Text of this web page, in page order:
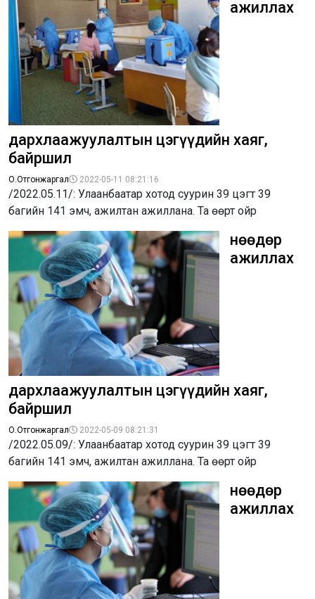
ажиллах
дархлаажуулалтын цэгүүдийн хаяг,
байршил
О.Отгонжаргал 2022-05-11 08:21:16
/2022.05.11/: Улаанбаатар хотод суурин 39 цэгт 39
багийн 141 эмч, ажилтан ажиллана. Та өөрт ойр
Өнөөдөр
ажиллах
дархлаажуулалтын цэгүүдийн хаяг,
байршил
О.Отгонжаргал 2022-05-09 08:21:31
/2022.05.09/: Улаанбаатар хотод суурин 39 цэгт 39
багийн 141 эмч, ажилтан ажиллана. Та өөрт ойр
Өнөөдөр
ажиллах